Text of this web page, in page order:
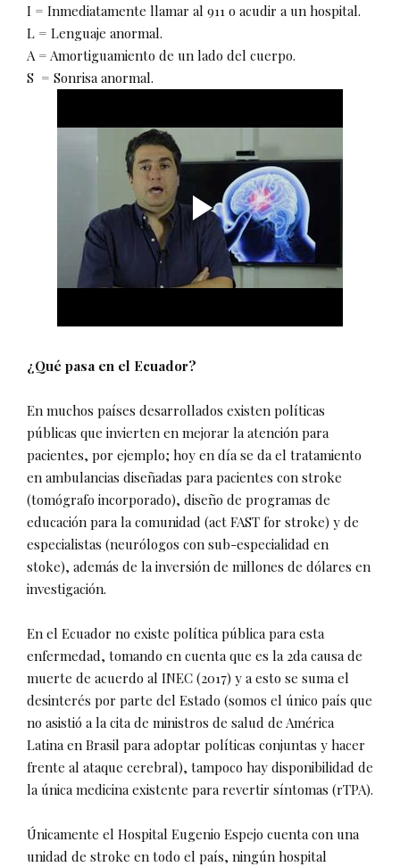
I = Inmediatamente llamar al 911 o acudir a un hospital.
L = Lenguaje anormal.
A = Amortiguamiento de un lado del cuerpo.
S = Sonrisa anormal.
¿Qué pasa en el Ecuador?
En muchos países desarrollados existen políticas
públicas que invierten en mejorar la atención para
pacientes, por ejemplo; hoy en día se da el tratamiento
en ambulancias diseñadas para pacientes con stroke
(tomógrafo incorporado), diseño de programas de
educación para la comunidad (act FAST for stroke) y de
especialistas (neurólogos con sub-especialidad en
stoke), además de la inversión de millones de dólares en
investigación.
En el Ecuador no existe política pública para esta
enfermedad, tomando en cuenta que es la 2da causa de
muerte de acuerdo al INEC (2017) y a esto se suma el
desinterés por parte del Estado (somos el único país que
no asistió a la cita de ministros de salud de América
Latina en Brasil para adoptar políticas conjuntas y hacer
frente al ataque cerebral), tampoco hay disponibilidad de
la única medicina existente para revertir síntomas (rTPA).
Únicamente el Hospital Eugenio Espejo cuenta con una
unidad de stroke en todo el país, ningún hospital